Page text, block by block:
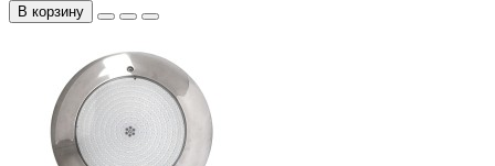
В корзину